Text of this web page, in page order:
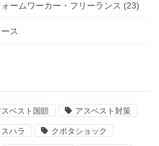
ームワーカー・フリーランス (23)
ス
スベスト国賠 アスベスト対策
ハラ クボタショック